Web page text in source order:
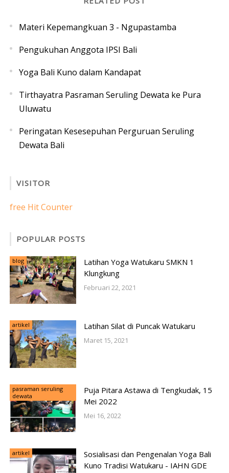
Materi Kepemangkuan 3 - Ngupastamba
Pengukuhan Anggota IPSI Bali
Yoga Bali Kuno dalam Kandapat
Tirthayatra Pasraman Seruling Dewata ke Pura
Uluwatu
Peringatan Kesesepuhan Perguruan Seruling
Dewata Bali
VISITOR
free Hit Counter
POPULAR POSTS
blog
Latihan Yoga Watukaru SMKN 1
Klungkung
Februari 22, 2021
artikel Latihan Silat di Puncak Watukaru
Maret 15, 2021
pasraman seruling
dewata
Puja Pitara Astawa di Tengkudak, 15
Mei 2022
Mei 16, 2022
artikel
Sosialisasi dan Pengenalan Yoga Bali
Kuno Tradisi Watukaru - IAHN GDE